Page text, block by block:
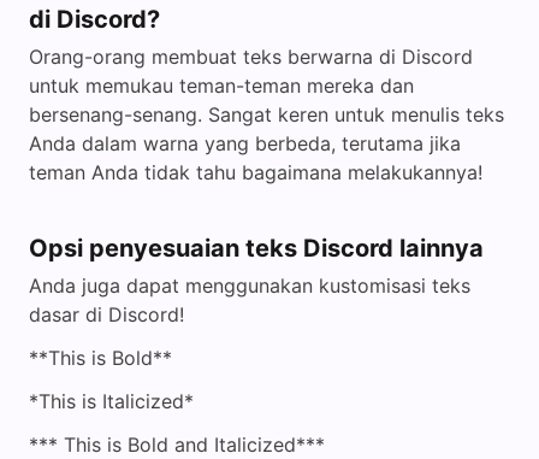
di Discord?
Orang-orang membuat teks berwarna di Discord
untuk memukau teman-teman mereka dan
bersenang-senang. Sangat keren untuk menulis teks
Anda dalam warna yang berbeda, terutama jika
teman Anda tidak tahu bagaimana melakukannya!
Opsi penyesuaian teks Discord lainnya
Anda juga dapat menggunakan kustomisasi teks
dasar di Discord!
**This is Bold**
*This is Italicized*
*** This is Bold and Italicized***